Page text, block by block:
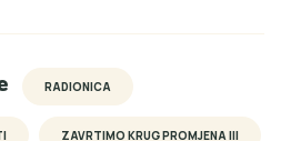
RADIONICA
ZAVRTIMO KRUG PROMJENA III